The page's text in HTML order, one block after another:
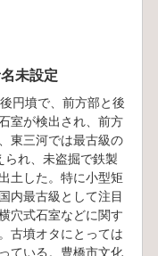
未設定
円墳で、前方部と後
室が検出され、前方
東三河では最古級の
られ、未盗掘で鉄製
土した。特に小型矩
内最古級として注目
穴式石室などに関す
古墳オタにとっては
ている。豊橋市文化